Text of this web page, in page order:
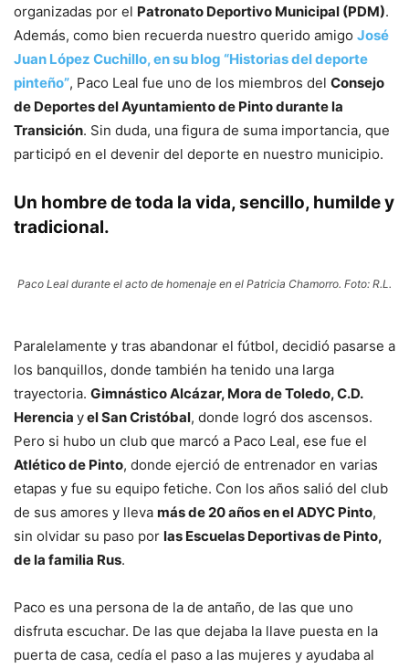
organizadas por el Patronato Deportivo Municipal (PDM).
Además, como bien recuerda nuestro querido amigo José
Juan López Cuchillo, en su blog “Historias del deporte
pinteño”, Paco Leal fue uno de los miembros del Consejo
de Deportes del Ayuntamiento de Pinto durante la
Transición. Sin duda, una figura de suma importancia, que
participó en el devenir del deporte en nuestro municipio.
Un hombre de toda la vida, sencillo, humilde y
tradicional.
Paco Leal durante el acto de homenaje en el Patricia Chamorro. Foto: R.L.
Paralelamente y tras abandonar el fútbol, decidió pasarse a
los banquillos, donde también ha tenido una larga
trayectoria. Gimnástico Alcázar, Mora de Toledo, C.D.
Herencia yel San Cristóbal, donde logró dos ascensos.
Pero si hubo un club que marcó a Paco Leal, ese fue el
Atlético de Pinto, donde ejerció de entrenador en varias
etapas y fue su equipo fetiche. Con los años salió del club
de sus amores y lleva más de 20 años en el ADYC Pinto,
sin olvidar su paso por las Escuelas Deportivas de Pinto,
de la familia Rus.
Paco es una persona de la de antaño, de las que uno
disfruta escuchar. De las que dejaba la llave puesta en la
puerta de casa, cedía el paso a las mujeres y ayudaba al